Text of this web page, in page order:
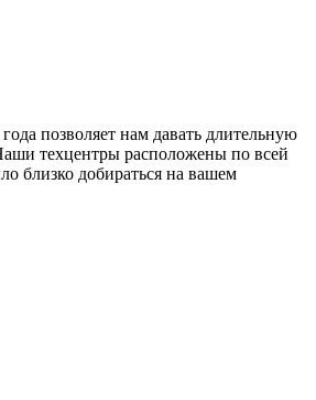
позволяет нам давать длительную
техцентры расположены по всей
близко добираться на вашем